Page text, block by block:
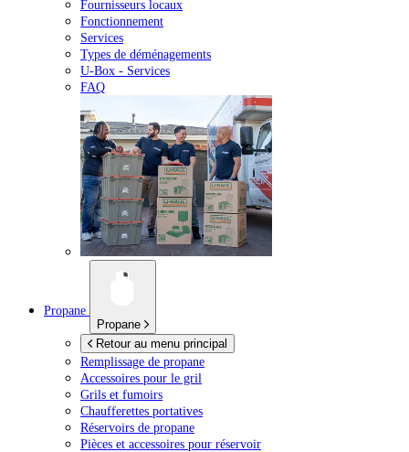
Fournisseurs locaux
Fonctionnement
Services
Types de déménagements
U-Box - Services
FAQ
Propane
Propane
Retour au menu principal
Remplissage de propane
Accessoires pour le gril
Grils et fumoirs
Chaufferettes portatives
Réservoirs de propane
Pièces et accessoires pour réservoir